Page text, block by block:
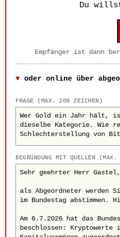
Du
Empfänger ist dann
oder online über
FRAGE (MAX. 200 ZEICHEN)
BEGRÜNDUNG MIT QUELLEN